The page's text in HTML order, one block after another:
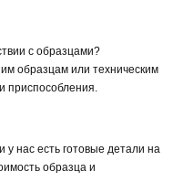
с образцами?
образцам или техническим
у нас есть готовые детали на
образца и